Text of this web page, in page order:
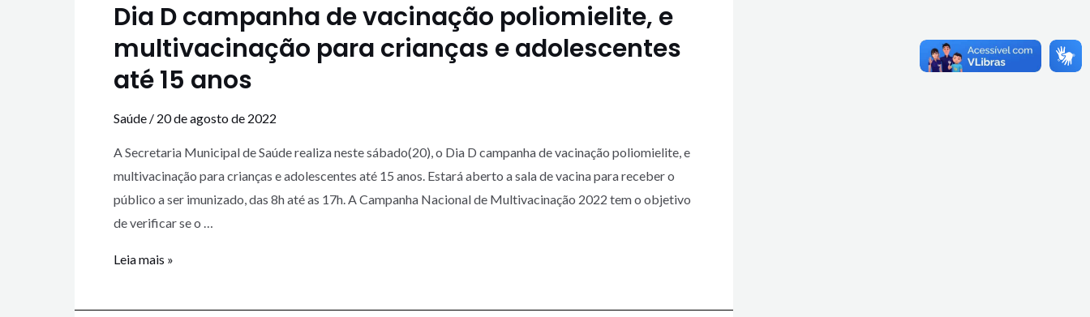
Dia D campanha de vacinação poliomielite, e
multivacinação para crianças e adolescentes
até 15 anos
Saúde / 20 de agosto de 2022
A Secretaria Municipal de Saúde realiza neste sábado(20), o Dia D campanha de vacinação poliomielite, e
multivacinação para crianças e adolescentes até 15 anos. Estará aberto a sala de vacina para receber o
público a ser imunizado, das 8h até as 17h. A Campanha Nacional de Multivacinação 2022 tem o objetivo
de verificar se o …
Leia mais »